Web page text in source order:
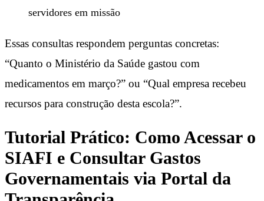
servidores em missão
Essas consultas respondem perguntas concretas:
“Quanto o Ministério da Saúde gastou com
medicamentos em março?” ou “Qual empresa recebeu
recursos para construção desta escola?”.
Tutorial Prático: Como Acessar o
SIAFI e Consultar Gastos
Governamentais via Portal da